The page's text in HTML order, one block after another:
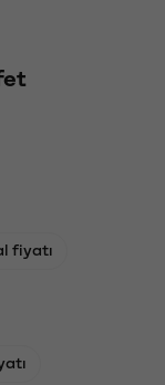
fiyatı